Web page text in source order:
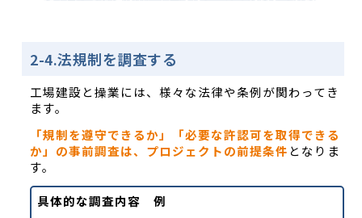
2-4.法規制を調査する
工場建設と操業には、様々な法律や条例が関わってき
ます。
「規制を遵守できるか」「必要な許認可を取得できる
か」の事前調査は、プロジェクトの前提条件 となりま
す。
具体的な調査内容 例